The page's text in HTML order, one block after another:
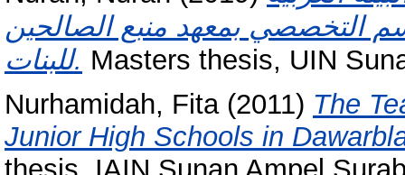
التخصصي بمعهد منبع الصالحين
للبنات. Masters thesis, UIN
Nurhamidah, Fita(2011) The
Junior High Schools in